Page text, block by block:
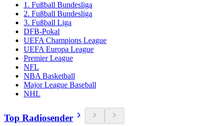
1. Fußball Bundesliga
2. Fußball Bundesliga
3. Fußball Liga
DFB-Pokal
UEFA Champions League
UEFA Europa League
Premier League
NFL
NBA Basketball
Major League Baseball
NHL
Top Radiosender